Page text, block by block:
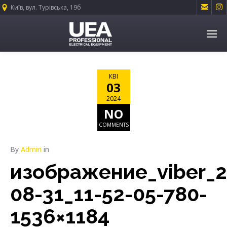
Київ, вул. Турівська, 19б  
КВІ
03
2024
NO
COMMENTS
By Admin in
08-31_11-52-05-780-
1536×1184